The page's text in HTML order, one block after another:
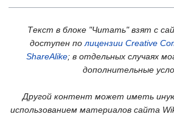
Текст в блоке "Читать" взят с
доступен по лицензии Creative
ShareAlike; в отдельных случаях
дополнительные
Другой контент может иметь
использованием материалов сайта